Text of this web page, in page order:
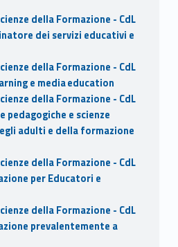
della Formazione - CdL
dei servizi educativi e
della Formazione - CdL
e media education
della Formazione - CdL
pedagogiche e scienze
adulti e della formazione
della Formazione - CdL
per Educatori e
della Formazione - CdL
prevalentemente a